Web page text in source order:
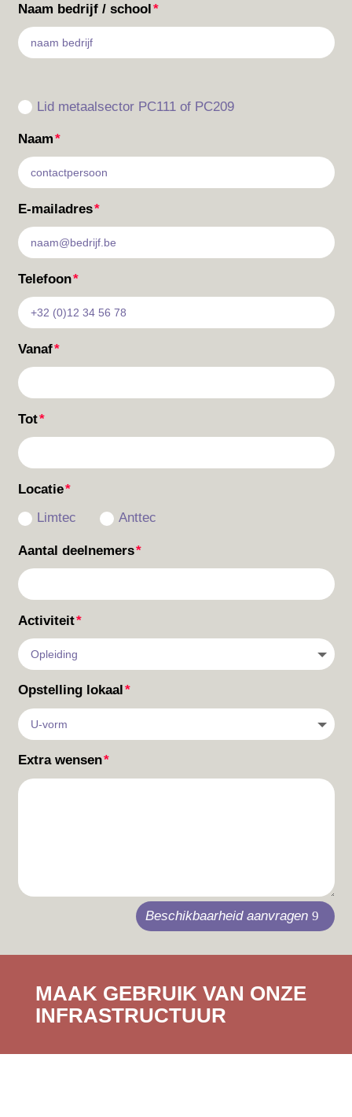
Naam bedrijf / school
Lid metaalsector PC111 of PC209
Naam
E-mailadres
Telefoon
Vanaf
Tot
Locatie
Limtec
Anttec
Aantal deelnemers
Activiteit
Opstelling lokaal
Extra wensen
Beschikbaarheid aanvragen
MAAK GEBRUIK VAN ONZE
INFRASTRUCTUUR